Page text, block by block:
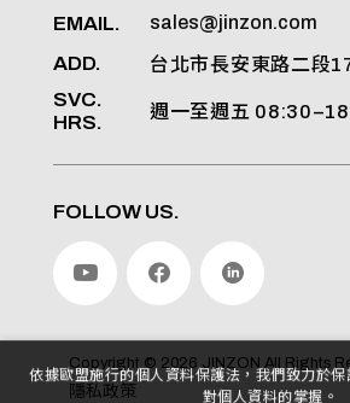
EMAIL. sales@jinzon.com
ADD. 台北市長安東路二段
SVC.
HRS.
週一至週五
FOLLOW US.
Copyright © 2026 JINZON All Rights
隱私政策
依據歐盟施行的個人資料保護法，我們致力於
對個人資料的掌握。